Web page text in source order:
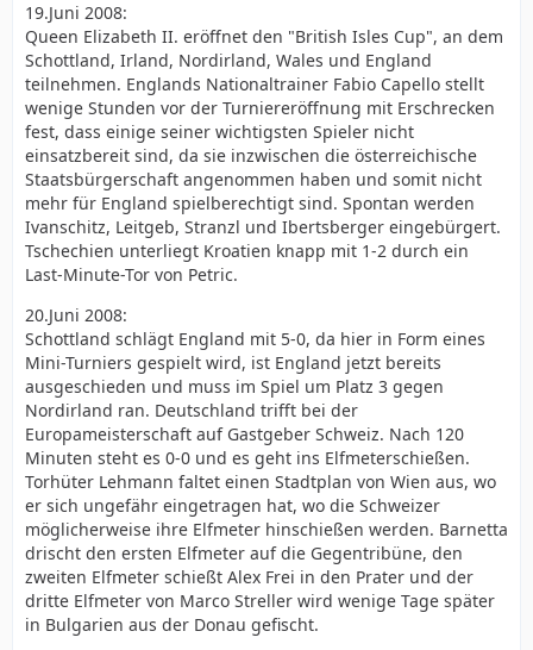
19.Juni 2008:
Queen Elizabeth II. eröffnet den "British Isles Cup", an dem
Schottland, Irland, Nordirland, Wales und England
teilnehmen. Englands Nationaltrainer Fabio Capello stellt
wenige Stunden vor der Turniereröffnung mit Erschrecken
fest, dass einige seiner wichtigsten Spieler nicht
einsatzbereit sind, da sie inzwischen die österreichische
Staatsbürgerschaft angenommen haben und somit nicht
mehr für England spielberechtigt sind. Spontan werden
Ivanschitz, Leitgeb, Stranzl und Ibertsberger eingebürgert.
Tschechien unterliegt Kroatien knapp mit 1-2 durch ein
Last-Minute-Tor von Petric.
20.Juni 2008:
Schottland schlägt England mit 5-0, da hier in Form eines
Mini-Turniers gespielt wird, ist England jetzt bereits
ausgeschieden und muss im Spiel um Platz 3 gegen
Nordirland ran. Deutschland trifft bei der
Europameisterschaft auf Gastgeber Schweiz. Nach 120
Minuten steht es 0-0 und es geht ins Elfmeterschießen.
Torhüter Lehmann faltet einen Stadtplan von Wien aus, wo
er sich ungefähr eingetragen hat, wo die Schweizer
möglicherweise ihre Elfmeter hinschießen werden. Barnetta
drischt den ersten Elfmeter auf die Gegentribüne, den
zweiten Elfmeter schießt Alex Frei in den Prater und der
dritte Elfmeter von Marco Streller wird wenige Tage später
in Bulgarien aus der Donau gefischt.